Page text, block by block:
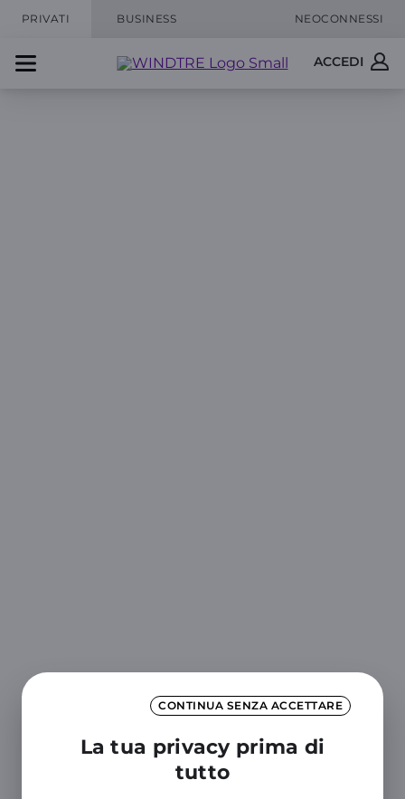
CONTINUA SENZA ACCETTARE
La tua privacy prima di
tutto
PRIVATI BUSINESS NEOCONNESSI
ACCEDI